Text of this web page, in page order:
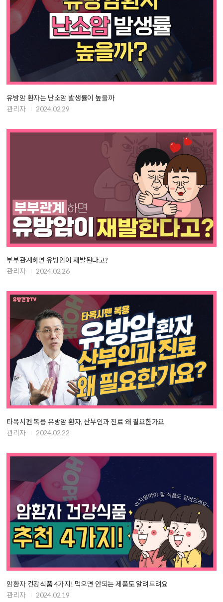
유방암 환자는 난소암 발생률이 높을까
관리자
2024.02.29
부부관계하면 유방암이 재발된다고?
관리자
2024.02.26
타목시펜 복용 유방암 환자, 산부인과 진료 왜 필요한가요
관리자
2024.02.22
암환자 건강식품 4가지! 먹으면 안되는 제품도 알려드려요
관리자
2024.02.19